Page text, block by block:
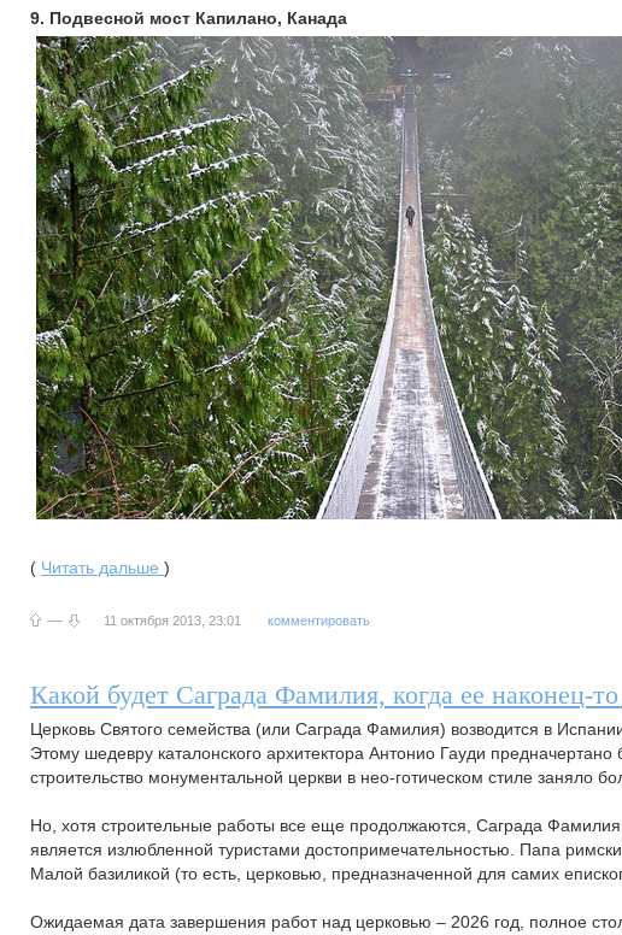
9. Подвесной мост Капилано, Канада
( Читать дальше )
— 11 октября 2013, 23:01 комментировать
Какой будет Саграда Фамилия, когда ее наконец-
Церковь Святого семейства (или Саграда Фамилия) возводится в
Этому шедевру каталонского архитектора Антонио Гауди
строительство монументальной церкви в нео-готическом стиле заняло
Но, хотя строительные работы все еще продолжаются, Саграда
является излюбленной туристами достопримечательностью. Папа
Малой базиликой (то есть, церковью, предназначенной для самих
Ожидаемая дата завершения работ над церковью – 2026 год, полное